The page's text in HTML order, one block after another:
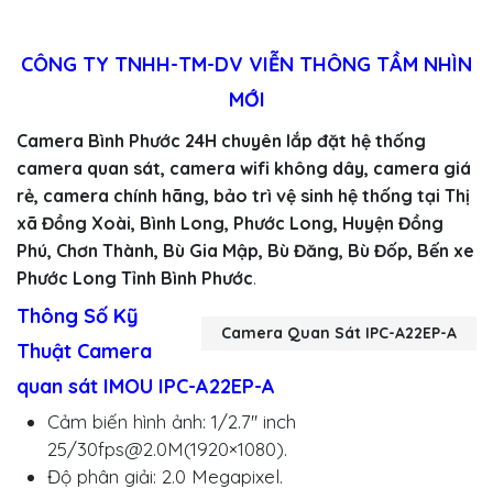
CÔNG TY TNHH-TM-DV VIỄN THÔNG TẦM NHÌN
MỚI
Camera Bình Phước 24H chuyên lắp đặt hệ thống
camera quan sát, camera wifi không dây, camera giá
rẻ, camera chính hãng, bảo trì vệ sinh hệ thống tại Thị
xã Đồng Xoài, Bình Long, Phước Long, Huyện Đồng
Phú, Chơn Thành, Bù Gia Mập, Bù Đăng, Bù Đốp, Bến xe
Phước Long Tỉnh Bình Phước.
Camera Quan Sát IPC-A22EP-A
Thông Số Kỹ
Thuật Camera
quan sát IMOU IPC-A22EP-A
Cảm biến hình ảnh: 1/2.7'' inch
25/30fps@2.0M(1920×1080).
Độ phân giải: 2.0 Megapixel.